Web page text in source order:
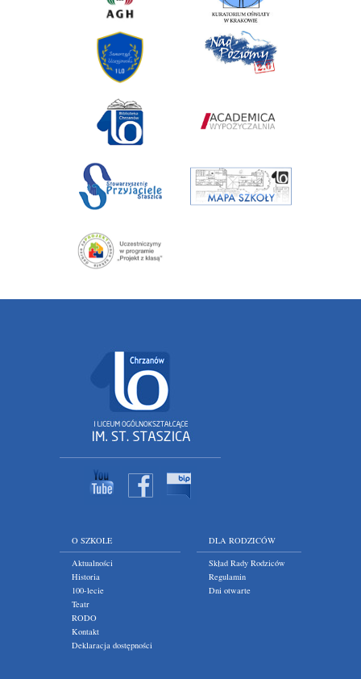
O SZKOLE
Aktualności
Historia
100-lecie
Teatr
RODO
Kontakt
Deklaracja dostępności
DLA RODZICÓW
Skład Rady Rodziców
Regulamin
Dni otwarte